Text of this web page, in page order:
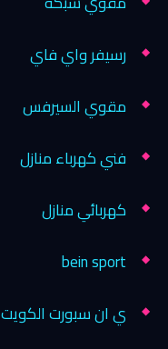
رسيفر واي فاي
مقوي السيرفس
فني كهرباء منازل
كهربائي منازل
bein sport
ي ان سبورت الكويت